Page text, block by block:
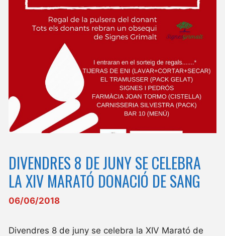
DIVENDRES 8 DE JUNY SE CELEBRA
LA XIV MARATÓ DONACIÓ DE SANG
06/06/2018
Divendres 8 de juny se celebra la XIV Marató de